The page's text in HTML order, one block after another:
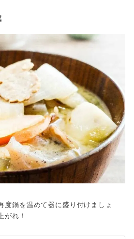
度鍋を温めて器に盛り付けましょ
がれ！